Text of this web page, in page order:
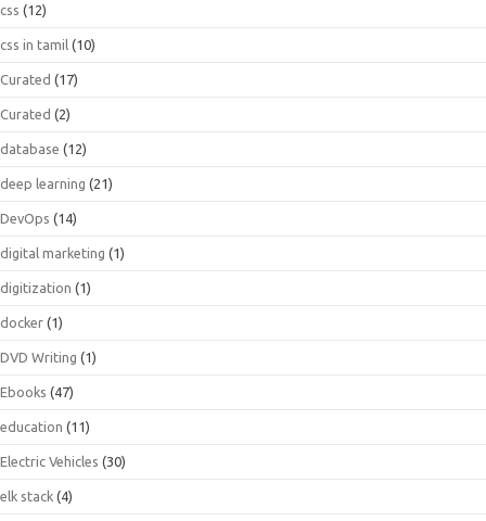
css (12)
css in tamil (10)
Curated (17)
Curated (2)
database (12)
deep learning (21)
DevOps (14)
digital marketing (1)
digitization (1)
docker (1)
DVD Writing (1)
Ebooks (47)
education (11)
Electric Vehicles (30)
elk stack (4)